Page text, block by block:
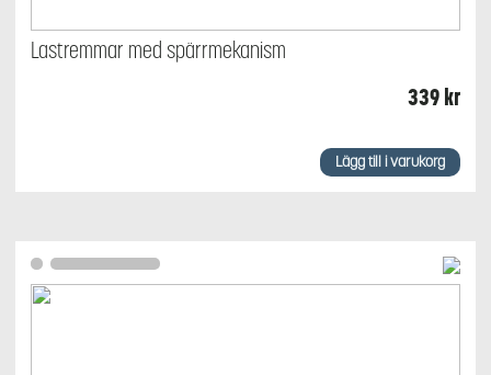
Lastremmar med spärrmekanism
339kr
Lägg till i varukorg